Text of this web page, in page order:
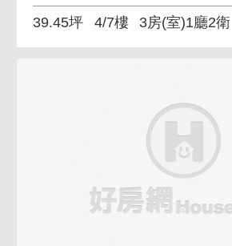
39.45坪 4/7樓 3房(室)1廳2衛